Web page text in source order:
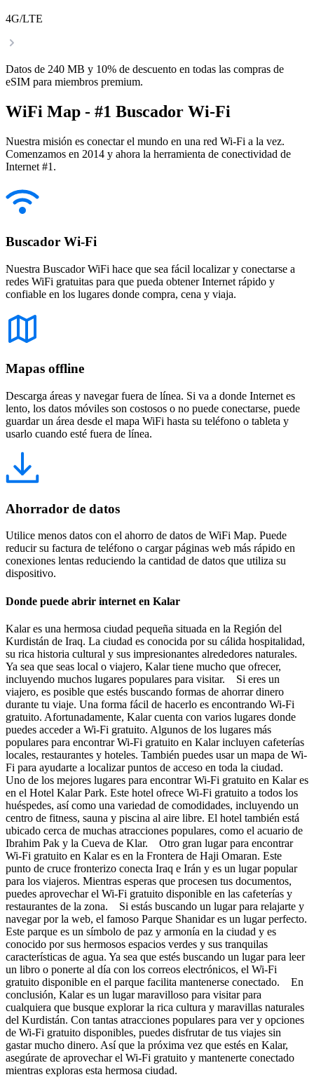
4G/LTE
Datos de 240 MB y 10% de descuento en todas las compras de
eSIM para miembros premium.
WiFi Map - #1 Buscador Wi-Fi
Nuestra misión es conectar el mundo en una red Wi-Fi a la vez.
Comenzamos en 2014 y ahora la herramienta de conectividad de
Internet #1.
Buscador Wi-Fi
Nuestra Buscador WiFi hace que sea fácil localizar y conectarse a
redes WiFi gratuitas para que pueda obtener Internet rápido y
confiable en los lugares donde compra, cena y viaja.
Mapas offline
Descarga áreas y navegar fuera de línea. Si va a donde Internet es
lento, los datos móviles son costosos o no puede conectarse, puede
guardar un área desde el mapa WiFi hasta su teléfono o tableta y
usarlo cuando esté fuera de línea.
Ahorrador de datos
Utilice menos datos con el ahorro de datos de WiFi Map. Puede
reducir su factura de teléfono o cargar páginas web más rápido en
conexiones lentas reduciendo la cantidad de datos que utiliza su
dispositivo.
Donde puede abrir internet en Kalar
Kalar es una hermosa ciudad pequeña situada en la Región del
Kurdistán de Iraq. La ciudad es conocida por su cálida hospitalidad,
su rica historia cultural y sus impresionantes alrededores naturales.
Ya sea que seas local o viajero, Kalar tiene mucho que ofrecer,
incluyendo muchos lugares populares para visitar. Si eres un
viajero, es posible que estés buscando formas de ahorrar dinero
durante tu viaje. Una forma fácil de hacerlo es encontrando Wi-Fi
gratuito. Afortunadamente, Kalar cuenta con varios lugares donde
puedes acceder a Wi-Fi gratuito. Algunos de los lugares más
populares para encontrar Wi-Fi gratuito en Kalar incluyen cafeterías
locales, restaurantes y hoteles. También puedes usar un mapa de Wi-
Fi para ayudarte a localizar puntos de acceso en toda la ciudad.
Uno de los mejores lugares para encontrar Wi-Fi gratuito en Kalar es
en el Hotel Kalar Park. Este hotel ofrece Wi-Fi gratuito a todos los
huéspedes, así como una variedad de comodidades, incluyendo un
centro de fitness, sauna y piscina al aire libre. El hotel también está
ubicado cerca de muchas atracciones populares, como el acuario de
Ibrahim Pak y la Cueva de Klar. Otro gran lugar para encontrar
Wi-Fi gratuito en Kalar es en la Frontera de Haji Omaran. Este
punto de cruce fronterizo conecta Iraq e Irán y es un lugar popular
para los viajeros. Mientras esperas que procesen tus documentos,
puedes aprovechar el Wi-Fi gratuito disponible en las cafeterías y
restaurantes de la zona. Si estás buscando un lugar para relajarte y
navegar por la web, el famoso Parque Shanidar es un lugar perfecto.
Este parque es un símbolo de paz y armonía en la ciudad y es
conocido por sus hermosos espacios verdes y sus tranquilas
características de agua. Ya sea que estés buscando un lugar para leer
un libro o ponerte al día con los correos electrónicos, el Wi-Fi
gratuito disponible en el parque facilita mantenerse conectado. En
conclusión, Kalar es un lugar maravilloso para visitar para
cualquiera que busque explorar la rica cultura y maravillas naturales
del Kurdistán. Con tantas atracciones populares para ver y opciones
de Wi-Fi gratuito disponibles, puedes disfrutar de tus viajes sin
gastar mucho dinero. Así que la próxima vez que estés en Kalar,
asegúrate de aprovechar el Wi-Fi gratuito y mantenerte conectado
mientras exploras esta hermosa ciudad.